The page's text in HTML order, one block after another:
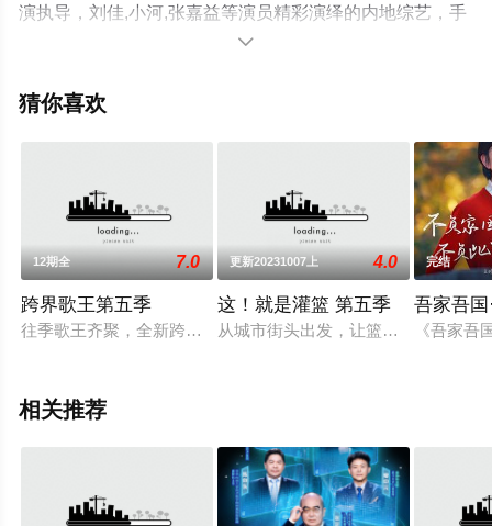
演执导，刘佳,小河,张嘉益等演员精彩演绎的内地综艺，手
机免费在线观看高清未删减完整版综艺节目就上飘花影
平台了解。

猜你喜欢
12期全 7.0
跨界歌王第五季
往季歌王齐聚，全新跨界阵营，正面交锋，音浪对决，等你来看
更新20231007上 4.0
这！就是灌篮 第五季
从城市街头出发，让篮球回归初心！
完结
吾家吾
《吾家
相关推荐